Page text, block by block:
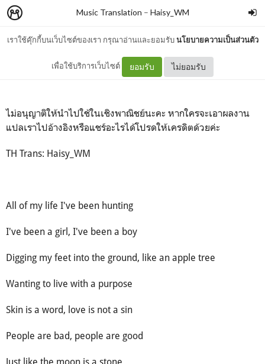
เราใช้คุ๊กกี้บนเว็บไซต์ของเรา กรุณาอ่านและยอมรับนโยบายความเป็นส่วนตัว
เพื่อใช้บริการเว็บไซต์ ยอมรับ ไม่ยอมรับ
Music Translation – Haisy_WM
Apple Tree - AURORA
ไม่อนุญาติให้นำไปใช้ในเชิงพาณิชย์นะคะ หากใครจะเอาผลงาน
แปลเราไปอ้างอิงหรือแชร์อะไรได้โปรดให้เครดิตด้วยค่ะ
TH Trans: Haisy_WM
All of my life I've been hunting
I've been a girl, I've been a boy
Digging my feet into the ground, like an apple tree
Wanting to live with a purpose
Skin is a word, love is not a sin
People are bad, people are good
Just like the moon is a stone